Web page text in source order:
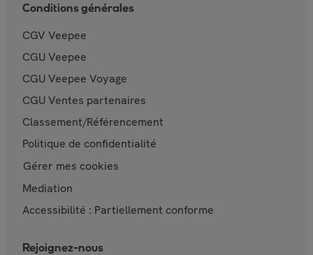
Conditions générales
CGV Veepee
CGU Veepee
CGU Veepee Voyage
CGU Ventes partenaires
Classement/Référencement
Politique de confidentialité
Gérer mes cookies
Mediation
Accessibilité : Partiellement conforme
Rejoignez-nous